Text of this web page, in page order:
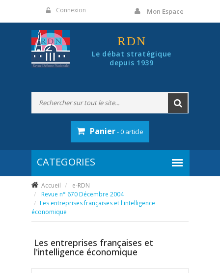
Connexion Mon Espace
RDN
Le débat stratégique
depuis 1939
Panier- 0 article
Accueil
e-RDN
Revue n° 670 Décembre 2004
Les entreprises françaises et l'intelligence
économique
Les entreprises françaises et
l'intelligence économique